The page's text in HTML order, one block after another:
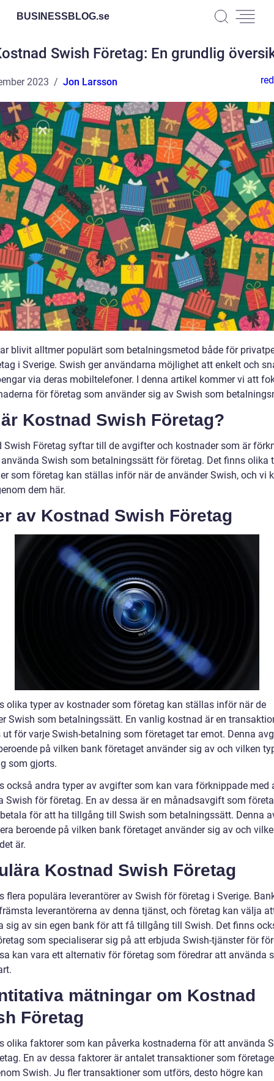
BUSINESSBLOG.se
Swish Företag: En grundlig
2023 Jon Larsson
blivit alltmer populärt som betalningsmetod både för
i Sverige. Swish ger användarna möjlighet att enkelt och
via deras mobiltelefoner. I denna artikel kommer vi att
för företag som använder sig av Swish som
Kostnad Swish Företag?
Swish Företag syftar till de avgifter och kostnader som är
Swish som betalningssätt för företag. Det finns olika
som företag kan ställas inför när de använder Swish, och vi
dem här.
av Kostnad Swish Företag
olika typer av kostnader som företag kan ställas inför när de
Swish som betalningssätt. En vanlig kostnad är en
ut för varje Swish-betalning som företaget tar emot. Denna
på vilken bank företaget använder sig av och vilken
som gjorts.
också andra typer av avgifter som kan vara förknippade med
Swish för företag. En av dessa är en månadsavgift som
för att ha tillgång till Swish som betalningssätt. Denna
beroende på vilken bank företaget använder sig av och
är.
Kostnad Swish Företag
flera populära leverantörer av Swish för företag i Sverige.
leverantörerna av denna tjänst, och företag kan välja
sig av sin egen bank för att få tillgång till Swish. Det finns
som specialiserar sig på att erbjuda Swish-tjänster för
kan vara ett alternativ för företag som föredrar att använda
mätningar om Kostnad
Företag
olika faktorer som kan påverka kostnaderna för att använda
En av dessa faktorer är antalet transaktioner som
Swish. Ju fler transaktioner som utförs, desto högre kan